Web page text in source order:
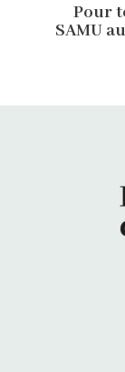
Pour
SAMU